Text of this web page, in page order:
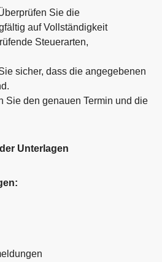
Sie die
auf Vollständigkeit
Steuerarten,
sicher, dass die angegebenen
Sie den genauen Termin und die
Unterlagen